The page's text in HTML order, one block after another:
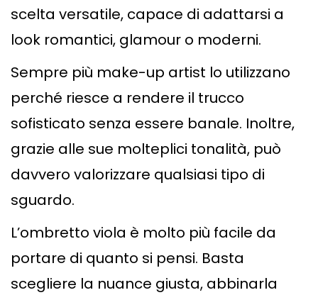
scelta versatile, capace di adattarsi a
look romantici, glamour o moderni.
Sempre più make-up artist lo utilizzano
perché riesce a rendere il trucco
sofisticato senza essere banale. Inoltre,
grazie alle sue molteplici tonalità, può
davvero valorizzare qualsiasi tipo di
sguardo.
L’ombretto viola è molto più facile da
portare di quanto si pensi. Basta
scegliere la nuance giusta, abbinarla